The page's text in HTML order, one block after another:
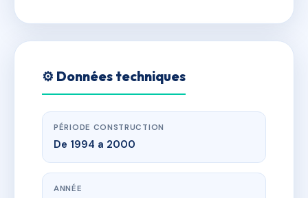
⚙️ Données techniques
PÉRIODE CONSTRUCTION
De 1994 a 2000
ANNÉE